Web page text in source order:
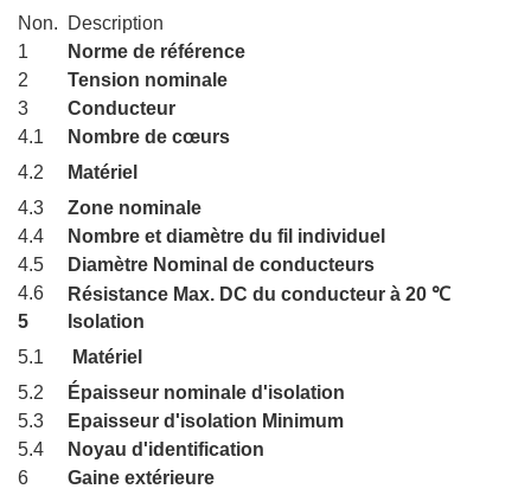
Non.
Description
1
Norme de référence
2
Tension nominale
3
Conducteur
4.1
Nombre de cœurs
4.2
Matériel
4.3
Zone nominale
4.4
Nombre et diamètre du fil individuel
4.5
Diamètre Nominal de conducteurs
4.6
Résistance Max. DC du conducteur à 20 ℃
5
Isolation
5.1
Matériel
5.2
Épaisseur nominale d'isolation
5.3
Epaisseur d'isolation Minimum
5.4
Noyau d'identification
6
Gaine extérieure